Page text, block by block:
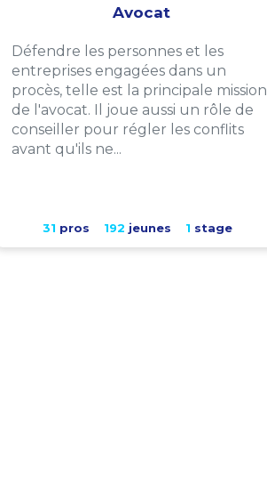
Avocat
Défendre les personnes et les
entreprises engagées dans un
procès, telle est la principale mission
de l'avocat. Il joue aussi un rôle de
conseiller pour régler les conflits
avant qu'ils ne...
31 pros 192 jeunes 1 stage